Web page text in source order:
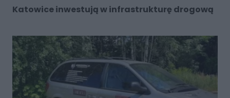
Katowice inwestują w infrastrukturę drogową